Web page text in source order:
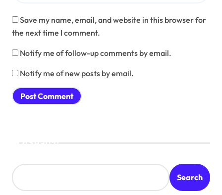
Save my name, email, and website in this browser for
the next time I comment.
Notify me of follow-up comments by email.
Notify me of new posts by email.
Search
Search